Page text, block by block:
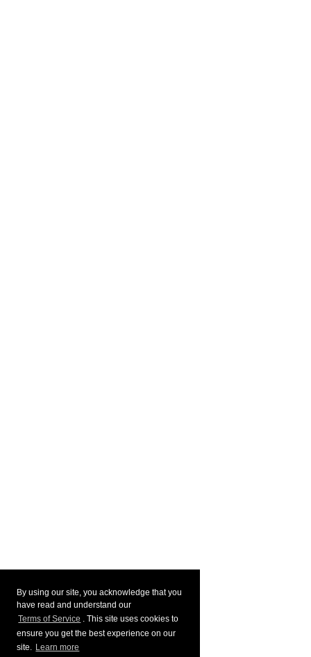
By using our site, you acknowledge that you
have read and understand our
Terms of Service . This site uses cookies to
ensure you get the best experience on our
site. Learn more